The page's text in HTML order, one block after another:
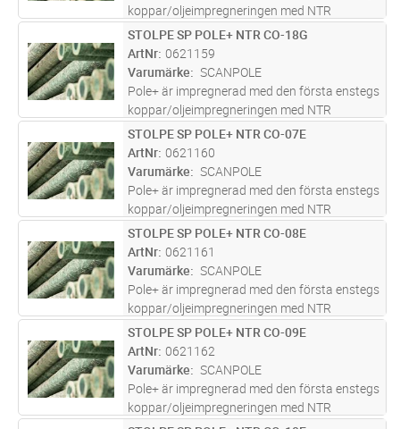
koppar/oljeimpregneringen med NTR
godkännande. En innovativ kombination av
olja, koppar och biocider utformad för att ge
en livslängd på över 40år. Pole+ h
ST Lägg i kundvagn
STOLPE SP POLE+ NTR CO-18G
ArtNr 0621159
Varumärke
SCANPOLE
Pole+ är impregnerad med den första enstegs
koppar/oljeimpregneringen med NTR
godkännande. En innovativ kombination av
olja, koppar och biocider utformad för att ge
en livslängd på över 40år. Pole+ h
ST Lägg i kundvagn
STOLPE SP POLE+ NTR CO-07E
ArtNr 0621160
Varumärke
SCANPOLE
Pole+ är impregnerad med den första enstegs
koppar/oljeimpregneringen med NTR
godkännande. En innovativ kombination av
olja, koppar och biocider utformad för att ge
en livslängd på över 40år. Pole+ h
ST Lägg i kundvagn
STOLPE SP POLE+ NTR CO-08E
ArtNr 0621161
Varumärke
SCANPOLE
Pole+ är impregnerad med den första enstegs
koppar/oljeimpregneringen med NTR
godkännande. En innovativ kombination av
olja, koppar och biocider utformad för att ge
en livslängd på över 40år. Pole+ h
ST Lägg i kundvagn
STOLPE SP POLE+ NTR CO-09E
ArtNr 0621162
Varumärke
SCANPOLE
Pole+ är impregnerad med den första enstegs
koppar/oljeimpregneringen med NTR